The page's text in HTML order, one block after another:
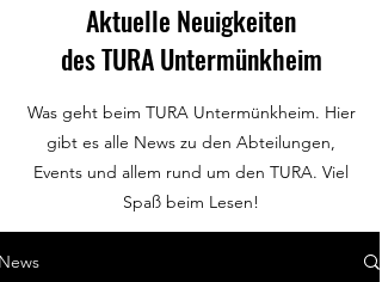
Aktuelle Neuigkeiten
desTURA Untermünkheim
Was geht beim TURA Untermünkheim. Hier
gibt es alle News zu den Abteilungen,
Events und allem rund um den TURA. Viel
Spaß beim Lesen!